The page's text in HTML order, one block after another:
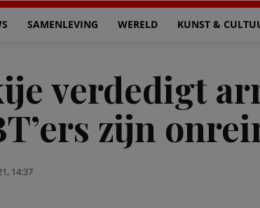
SAMENLEVING WERELD KUNST &
verdedigt
zijn
14:37